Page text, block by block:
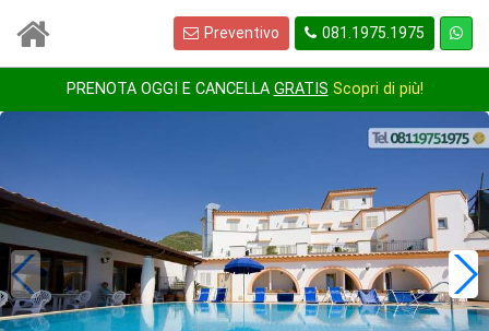
Preventivo 081.1975.1975
PRENOTA OGGI E CANCELLA GRATIS Scopri di più!